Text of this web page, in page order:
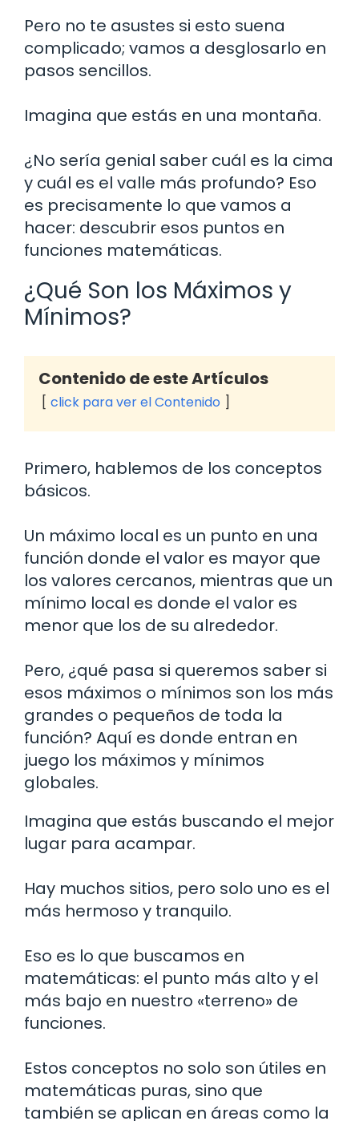
Pero no te asustes si esto suena
complicado; vamos a desglosarlo en
pasos sencillos.
Imagina que estás en una montaña.
¿No sería genial saber cuál es la cima
y cuál es el valle más profundo? Eso
es precisamente lo que vamos a
hacer: descubrir esos puntos en
funciones matemáticas.
¿Qué Son los Máximos y
Mínimos?
Contenido de este Artículos
click para ver el Contenido
Primero, hablemos de los conceptos
básicos.
Un máximo local es un punto en una
función donde el valor es mayor que
los valores cercanos, mientras que un
mínimo local es donde el valor es
menor que los de su alrededor.
Pero, ¿qué pasa si queremos saber si
esos máximos o mínimos son los más
grandes o pequeños de toda la
función? Aquí es donde entran en
juego los máximos y mínimos
globales.
Imagina que estás buscando el mejor
lugar para acampar.
Hay muchos sitios, pero solo uno es el
más hermoso y tranquilo.
Eso es lo que buscamos en
matemáticas: el punto más alto y el
más bajo en nuestro «terreno» de
funciones.
Estos conceptos no solo son útiles en
matemáticas puras, sino que
también se aplican en áreas como la